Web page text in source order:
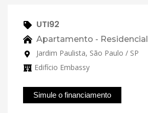
UTI92
Apartamento - Residencial
Jardim Paulista, São Paulo / SP
Edifício Embassy
Simule o financiamento